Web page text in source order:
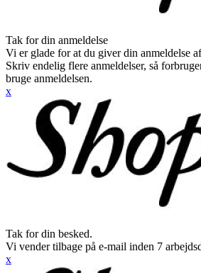
Tak for din anmeldelse
Vi er glade for at du giver din anmeldelse
Skriv endelig flere anmeldelser, så
bruge anmeldelsen.
x
Tak for din besked.
Vi vender tilbage på e-mail inden 7
x